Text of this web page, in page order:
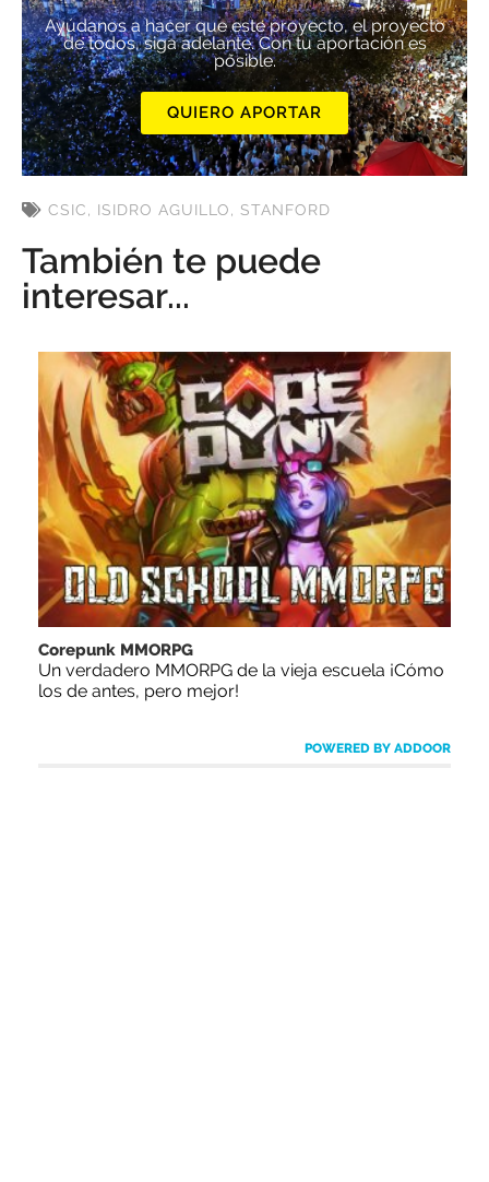
Ayúdanos a hacer que este proyecto, el proyecto
de todos, siga adelante. Con tu aportación es
posible.
QUIERO APORTAR
CSIC, ISIDRO AGUILLO, STANFORD
También te puede
interesar...
Corepunk MMORPG
Un verdadero MMORPG de la vieja escuela ¡Cómo
los de antes, pero mejor!
POWERED BY ADDOOR